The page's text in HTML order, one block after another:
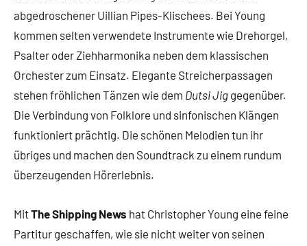
abgedroschener Uillian Pipes-Klischees. Bei Young
kommen selten verwendete Instrumente wie Drehorgel,
Psalter oder Ziehharmonika neben dem klassischen
Orchester zum Einsatz. Elegante Streicherpassagen
stehen fröhlichen Tänzen wie dem Dutsi Jig gegenüber.
Die Verbindung von Folklore und sinfonischen Klängen
funktioniert prächtig. Die schönen Melodien tun ihr
übriges und machen den Soundtrack zu einem rundum
überzeugenden Hörerlebnis.
MitThe Shipping News hat Christopher Young eine feine
Partitur geschaffen, wie sie nicht weiter von seinen